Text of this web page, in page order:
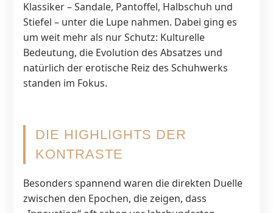
Klassiker – Sandale, Pantoffel, Halbschuh und
Stiefel – unter die Lupe nahmen. Dabei ging es
um weit mehr als nur Schutz: Kulturelle
Bedeutung, die Evolution des Absatzes und
natürlich der erotische Reiz des Schuhwerks
standen im Fokus.
DIE HIGHLIGHTS DER
KONTRASTE
Besonders spannend waren die direkten Duelle
zwischen den Epochen, die zeigen, dass